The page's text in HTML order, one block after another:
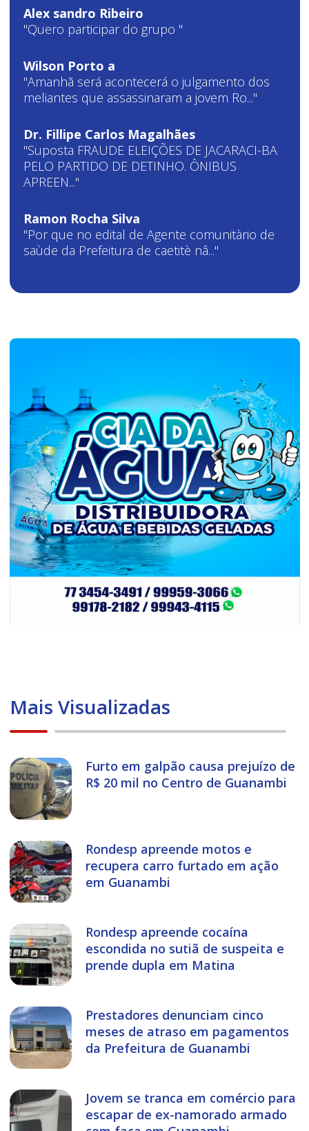
Alex sandro Ribeiro
"Quero participar do grupo "
Wilson Porto a
"Amanhã será acontecerá o julgamento dos
meliantes que assassinaram a jovem Ro..."
Dr. Fillipe Carlos Magalhães
"Suposta FRAUDE ELEIÇÕES DE JACARACI-BA
PELO PARTIDO DE DETINHO. ÔNIBUS
APREEN..."
Ramon Rocha Silva
"Por que no edital de Agente comunitàrio de
saùde da Prefeitura de caetitè nâ..."
Mais Visualizadas
Furto em galpão causa prejuízo de
R$ 20 mil no Centro de Guanambi
Rondesp apreende motos e
recupera carro furtado em ação
em Guanambi
Rondesp apreende cocaína
escondida no sutiã de suspeita e
prende dupla em Matina
Prestadores denunciam cinco
meses de atraso em pagamentos
da Prefeitura de Guanambi
Jovem se tranca em comércio para
escapar de ex-namorado armado